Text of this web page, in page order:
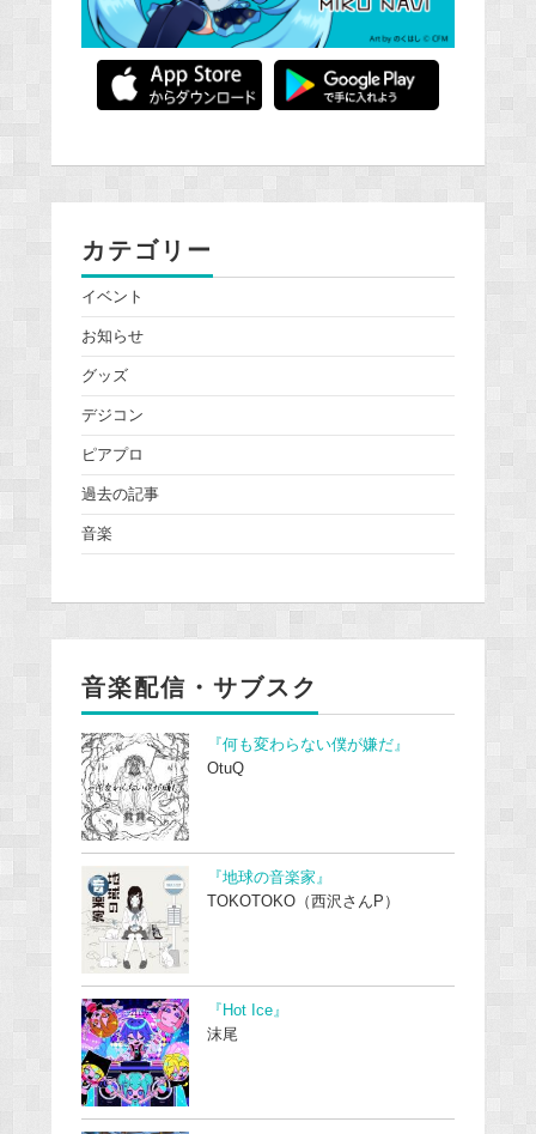
カテゴリー
イベント
お知らせ
グッズ
デジコン
ピアプロ
過去の記事
音楽
音楽配信・サブスク
『何も変わらない僕が嫌だ』
OtuQ
『地球の音楽家』
TOKOTOKO（西沢さんP）
『Hot Ice』
沫尾